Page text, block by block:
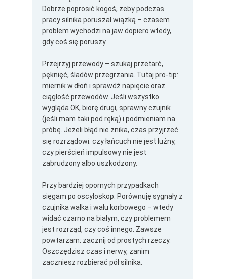
Dobrze poprosić kogoś, żeby podczas
pracy silnika poruszał wiązką – czasem
problem wychodzi na jaw dopiero wtedy,
gdy coś się poruszy.
Przejrzyj przewody – szukaj przetarć,
pęknięć, śladów przegrzania. Tutaj pro-tip:
miernik w dłoń i sprawdź napięcie oraz
ciągłość przewodów. Jeśli wszystko
wygląda OK, biorę drugi, sprawny czujnik
(jeśli mam taki pod ręką) i podmieniam na
próbę. Jeżeli błąd nie znika, czas przyjrzeć
się rozrządowi: czy łańcuch nie jest luźny,
czy pierścień impulsowy nie jest
zabrudzony albo uszkodzony.
Przy bardziej opornych przypadkach
sięgam po oscyloskop. Porównuję sygnały z
czujnika wałka i wału korbowego – wtedy
widać czarno na białym, czy problemem
jest rozrząd, czy coś innego. Zawsze
powtarzam: zacznij od prostych rzeczy.
Oszczędzisz czas i nerwy, zanim
zaczniesz rozbierać pół silnika.